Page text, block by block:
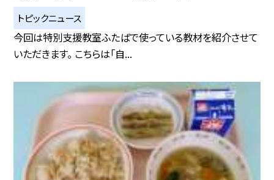
トピックニュース
今回は特別支援教室ふたばで使っている教材を紹介させて
いただきます。 こちらは「自...